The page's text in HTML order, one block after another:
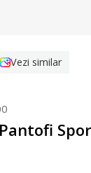
Vezi similar